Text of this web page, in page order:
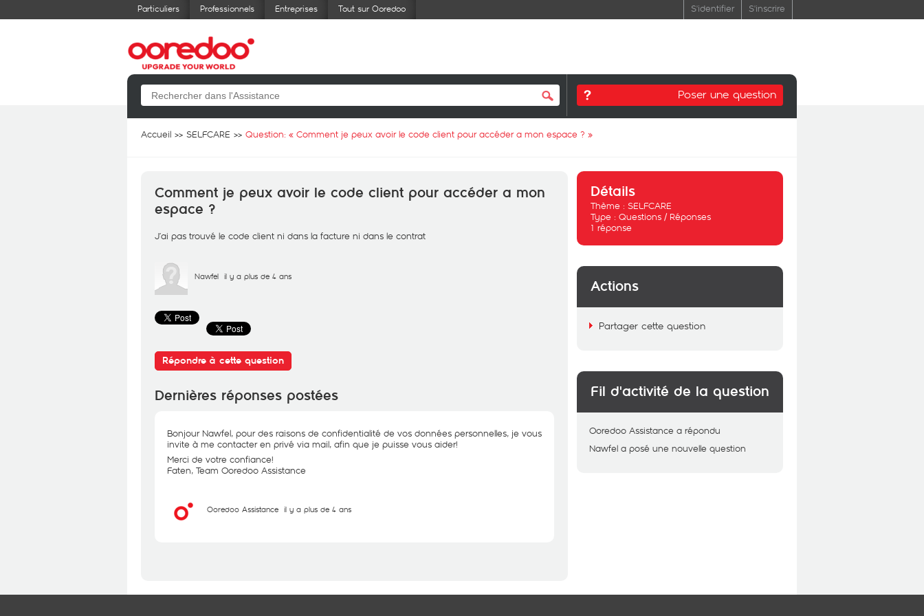
Particuliers Professionnels Entreprises Tout sur Ooredoo S'identifier S'inscrire
Poser une question
Accueil SELFCARE Question: « Comment je peux avoir le code client pour accéder a mon espace ? »
Comment je peux avoir le code client pour accéder a mon
espace ?
J’ai pas trouvé le code client ni dans la facture ni dans le contrat
Nawfel il y a plus de 4 ans
Répondre à cette question
Dernières réponses postées
Bonjour Nawfel, pour des raisons de confidentialité de vos données personnelles, je vous
invite à me contacter en privé via mail, afin que je puisse vous aider!
Merci de votre confiance!
Faten, Team Ooredoo Assistance
Ooredoo Assistance il y a plus de 4 ans
Détails
Thème : SELFCARE
Type : Questions / Réponses
1 réponse
Actions
Partager cette question
Fil d'activité de la question
Ooredoo Assistance a répondu
Nawfel a posé une nouvelle question